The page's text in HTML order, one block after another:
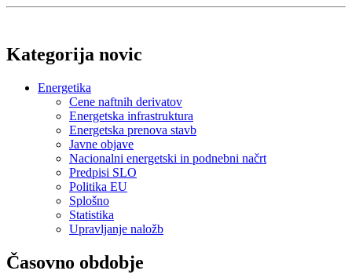
Kategorija novic
Energetika
Cene naftnih derivatov
Energetska infrastruktura
Energetska prenova stavb
Javne objave
Nacionalni energetski in podnebni načrt
Predpisi SLO
Politika EU
Splošno
Statistika
Upravljanje naložb
Časovno obdobje